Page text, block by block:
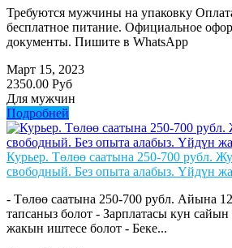
Требуются мужчины на упаковку
бесплатное питание. Официальное
документы. Пишите в WhatsApp
Март 15, 2023
2350.00 Руб
Для мужчин
Подробней
Курьер. Төлөө саатына 250-700 рубл.
свободный. Без опыта алабыз. Үйдүн
- Төлөө саатына 250-700 рубл. Айына
тапсаныз болот - Зарплатасы кун
жакын иштесе болот - Беке...